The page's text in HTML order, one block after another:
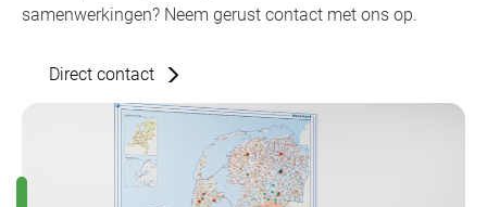
samenwerkingen? Neem gerust contact met ons op.
Direct contact